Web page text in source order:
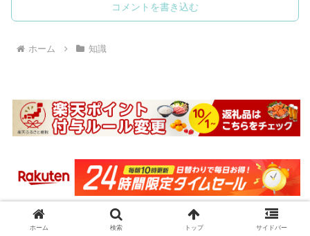
コメントを書き込む
ホーム 知識
ホーム 検索 トップ サイドバー